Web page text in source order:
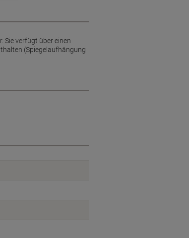
Sie verfügt über einen
(Spiegelaufhängung